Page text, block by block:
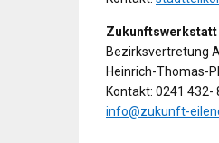
Bezirksvertretung
Heinrich-Thomas-
Kontakt: 0241 432-
info@zukunft-